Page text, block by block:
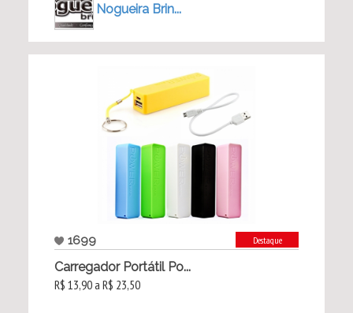
Nogueira Brin...
1699 Destaque
Carregador Portátil Po...
R$ 13,90 a R$ 23,50